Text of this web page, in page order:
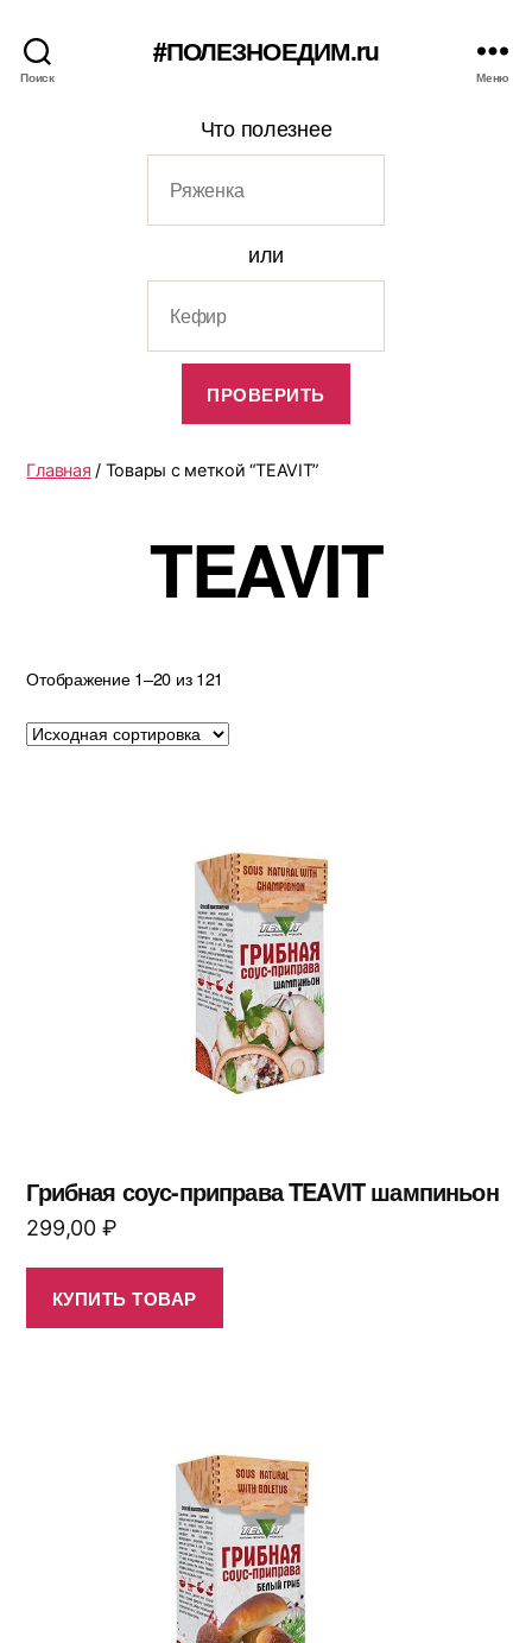
Поиск
#ПОЛЕЗНОЕДИМ.ru
Меню
Что полезнее
или
Главная / Товары с меткой “TEAVIT”
TEAVIT
Отображение 1–20 из 121
Грибная соус-приправа TEAVIT шампиньон
299,00 ₽
КУПИТЬ ТОВАР